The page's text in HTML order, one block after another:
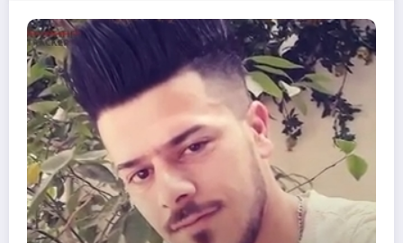
22/12/2021